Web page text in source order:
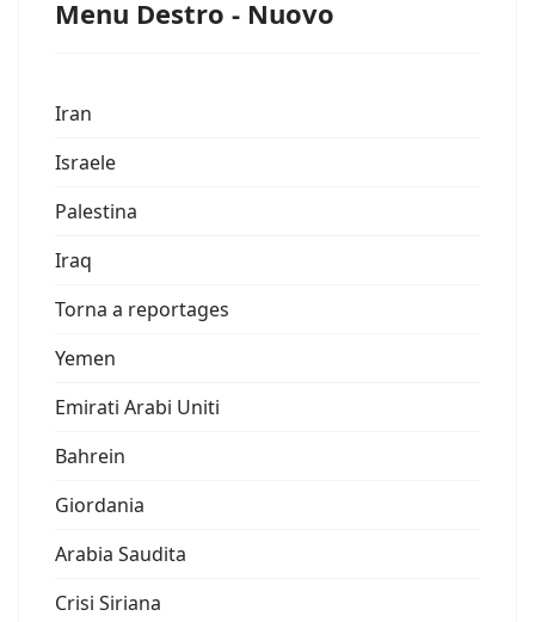
Menu Destro - Nuovo
Iran
Israele
Palestina
Iraq
Torna a reportages
Yemen
Emirati Arabi Uniti
Bahrein
Giordania
Arabia Saudita
Crisi Siriana